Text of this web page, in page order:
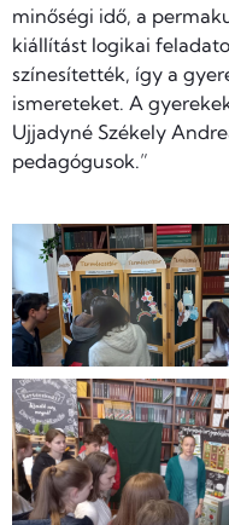
minőségi idő, a
kiállítást logikai
színesítették, így a
ismereteket. A
Ujjadyné Székely
pedagógusok.”